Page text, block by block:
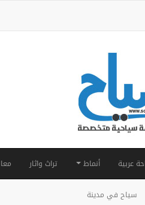
عربية أنماط تراث واثار
سياح في مدينة